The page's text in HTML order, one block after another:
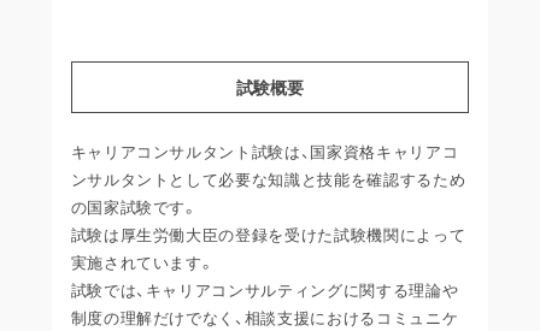
試験概要
キャリアコンサルタント試験は、国家資格キャリアコ
ンサルタントとして必要な知識と技能を確認するため
の国家試験です。
試験は厚生労働大臣の登録を受けた試験機関によって
実施されています。
試験では、キャリアコンサルティングに関する理論や
制度の理解だけでなく、相談支援におけるコミュニケ